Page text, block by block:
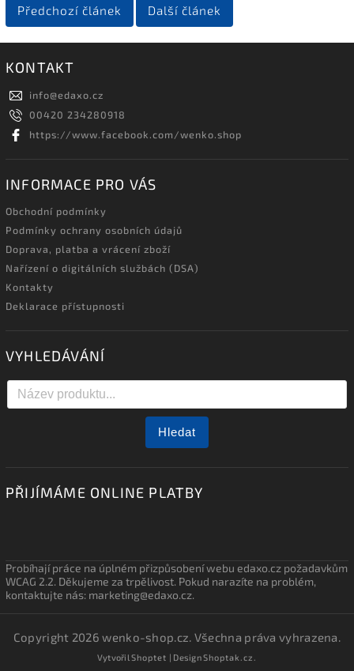
Předchozí článek Další článek
KONTAKT
info@edaxo.cz
00420 234280918
https://www.facebook.com/wenko.shop
INFORMACE PRO VÁS
Obchodní podmínky
Podmínky ochrany osobních údajů
Doprava, platba a vrácení zboží
Nařízení o digitálních službách (DSA)
Kontakty
Deklarace přístupnosti
VYHLEDÁVÁNÍ
Hledat
PŘIJÍMÁME ONLINE PLATBY
Probíhají práce na úplném přizpůsobení webu edaxo.cz požadavkům
WCAG 2.2. Děkujeme za trpělivost. Pokud narazíte na problém,
kontaktujte nás: marketing@edaxo.cz.
Copyright 2026wenko-shop.cz. Všechna práva vyhrazena.
VytvořilShoptet | DesignShoptak.cz.